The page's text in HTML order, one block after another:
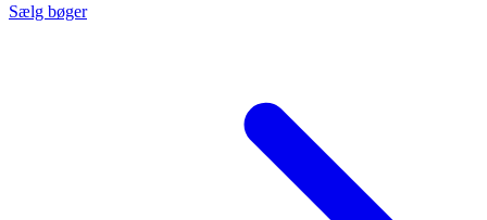
Sælg bøger